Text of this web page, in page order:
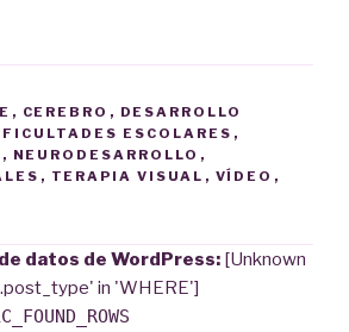
, CEREBRO , DESARROLLO
ESCOLARES ,
, NEURODESARROLLO ,
, TERAPIA VISUAL , VÍDEO ,
datos de WordPress: [Unknown
in 'WHERE']